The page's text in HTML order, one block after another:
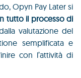
Opyn Pay Later si
tutto il processo di
valutazione del
semplificata e
con l’attività di